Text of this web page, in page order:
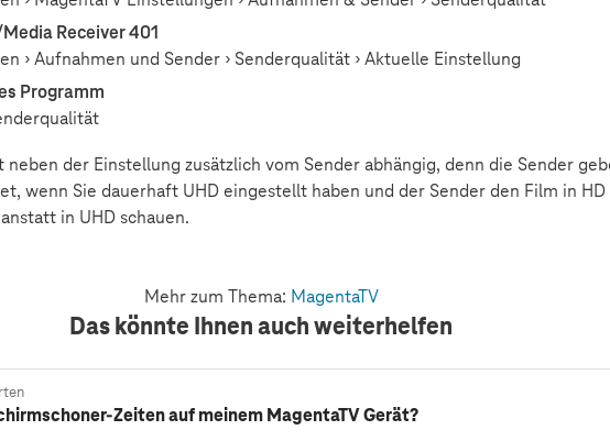
Receiver 401
› Aufnahmen und Sender › Senderqualität › Aktuelle Einstellung
Programm
der Einstellung zusätzlich vom Sender abhängig, denn die Sender
wenn Sie dauerhaft UHD eingestellt haben und der Sender den Film in
in UHD schauen.
Mehr zum Thema: MagentaTV
Das könnte Ihnen auch weiterhelfen
Zeiten auf meinem MagentaTV Gerät?